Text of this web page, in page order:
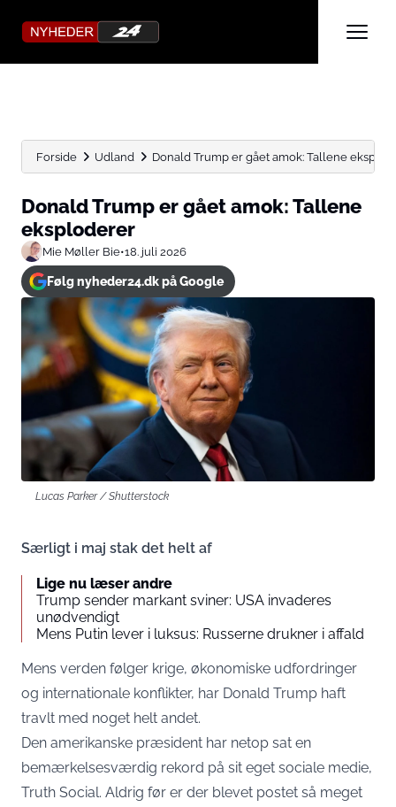
Forside Udland Donald Trump er gået amok: Tallene
Donald Trump er gået amok: Tallene
eksploderer
Mie Møller Bie•18. juli 2026
Følg nyheder24.dk på Google
Lucas Parker / Shutterstock
Særligt i maj stak det helt af
Lige nu læser andre
Trump sender markant sviner: USA invaderes
unødvendigt
Mens Putin lever i luksus: Russerne drukner i affald
Mens verden følger krige, økonomiske udfordringer
og internationale konflikter, har Donald Trump haft
travlt med noget helt andet.
Den amerikanske præsident har netop sat en
bemærkelsesværdig rekord på sit eget sociale medie,
Truth Social. Aldrig før er der blevet postet så meget